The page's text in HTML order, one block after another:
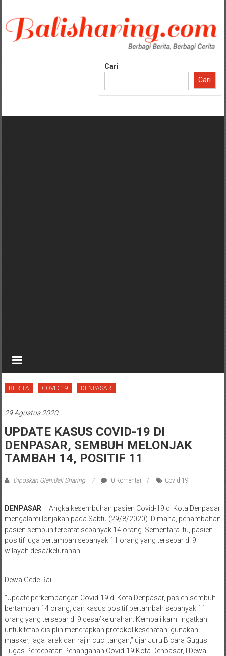
konten
Cari
Cari
BERITA COVID-19 DENPASAR
29 Agustus 2020
UPDATE KASUS COVID-19 DI
DENPASAR, SEMBUH MELONJAK
TAMBAH 14, POSITIF 11
Diposkan Oleh:Bali Sharing 0 Komentar Covid-19
DENPASAR – Angka kesembuhan pasien Covid-19 di Kota Denpasar
mengalami lonjakan pada Sabtu (29/8/2020). Dimana, penambahan
pasien sembuh tercatat sebanyak 14 orang. Sementara itu, pasien
positif juga bertambah sebanyak 11 orang yang tersebar di 9
wilayah desa/kelurahan.
Dewa Gede Rai
“Update perkembangan Covid-19 di Kota Denpasar, pasien sembuh
bertambah 14 orang, dan kasus positif bertambah sebanyak 11
orang yang tersebar di 9 desa/kelurahan. Kembali kami ingatkan
untuk tetap disiplin menerapkan protokol kesehatan, gunakan
masker, jaga jarak dan rajin cuci tangan,” ujar Juru Bicara Gugus
Tugas Percepatan Penanganan Covid-19 Kota Denpasar, I Dewa